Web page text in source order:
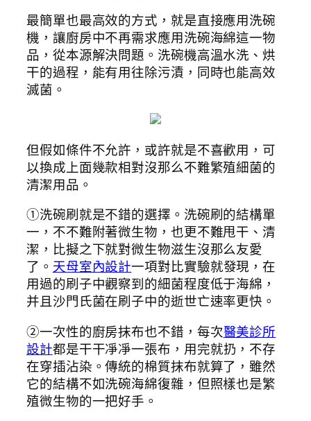
最簡單也最高效的方式，就是直接應用洗碗
機，讓廚房中不再需求應用洗碗海綿這一物
品，從本源解決問題。洗碗機高溫水洗、烘
干的過程，能有用往除污漬，同時也能高效
滅菌。
但假如條件不允許，或許就是不喜歡用，可
以換成上面幾款相對沒那么不難繁殖細菌的
清潔用品。
①洗碗刷就是不錯的選擇。洗碗刷的結構單
一，不不難附著微生物，也更不難甩干、清
潔，比擬之下就對微生物滋生沒那么友愛
了。 天母室內設計一項對比實驗就發現，在
用過的刷子中觀察到的細菌程度低于海綿，
并且沙門氏菌在刷子中的逝世亡速率更快。
②一次性的廚房抹布也不錯，每次醫美診所
設計都是干干凈凈一張布，用完就扔，不存
在穿插沾染。傳統的棉質抹布就算了，雖然
它的結構不如洗碗海綿復雜，但照樣也是繁
殖微生物的一把好手。